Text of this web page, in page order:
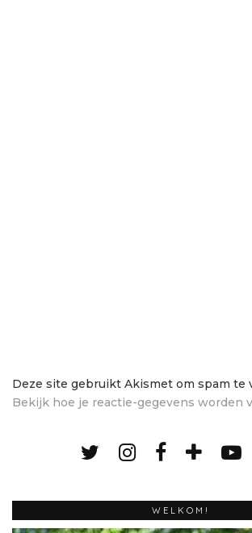
Deze site gebruikt Akismet om spam te
Bekijk hoe je reactie-gegevens worden
WELKOM!